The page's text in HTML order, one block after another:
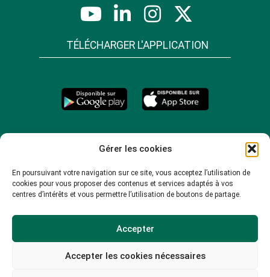
Gérer les cookies
En poursuivant votre navigation sur ce site, vous acceptez l’utilisation de
cookies pour vous proposer des contenus et services adaptés à vos
centres d’intérêts et vous permettre l’utilisation de boutons de partage.
Accepter
Accepter les cookies nécessaires
TÉLÉCHARGER L'APPLICATION
© 2026 -